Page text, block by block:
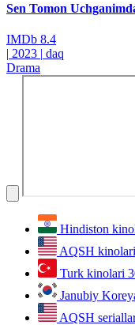
Sen Tomon
IMDb 8.4
| 2023 | daq
Drama
Hindiston
AQSH kinolari
Turk kinolari
Janubiy
AQSH